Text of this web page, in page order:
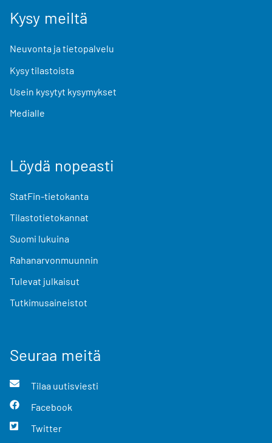
Kysy meiltä
Neuvonta ja tietopalvelu
Kysy tilastoista
Usein kysytyt kysymykset
Medialle
Löydä nopeasti
StatFin-tietokanta
Tilastotietokannat
Suomi lukuina
Rahanarvonmuunnin
Tulevat julkaisut
Tutkimusaineistot
Seuraa meitä
Tilaa uutisviesti
Facebook
Twitter